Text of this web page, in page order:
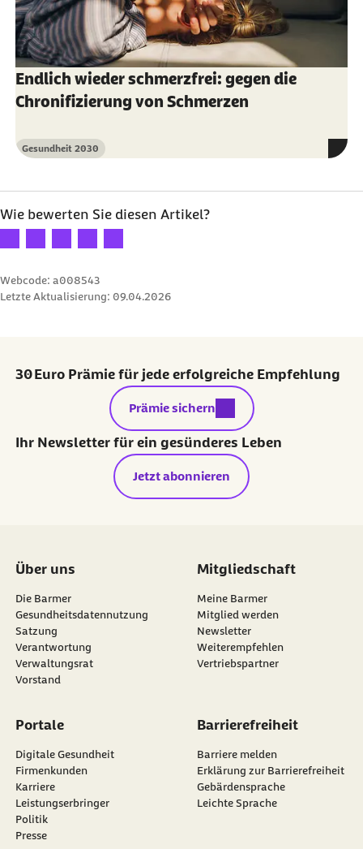
Endlich wieder schmerzfrei: gegen die
Chronifizierung von Schmerzen
Kategorie
Gesundheit 2030
Wie bewerten Sie diesen Artikel?
Ihre Bewertung: 1 Stern
Ihre Bewertung: 2 Sterne
Ihre Bewertung: 3 Sterne
Ihre Bewertung: 4 Sterne
Ihre Bewertung: 5 Sterne
Webcode: a008543
Letzte Aktualisierung: 09.04.2026
30 Euro Prämie für jede erfolgreiche Empfehlung
externer Link:
Prämie sichern
Ihr Newsletter für ein gesünderes Leben
Jetzt abonnieren
Über uns
Die Barmer
Gesundheitsdatennutzung
Satzung
Verantwortung
Verwaltungsrat
Vorstand
Mitgliedschaft
Meine Barmer
Mitglied werden
Newsletter
externer Link:
Weiterempfehlen
Vertriebspartner
Portale
Digitale Gesundheit
Firmenkunden
Karriere
Leistungserbringer
Politik
Presse
Barrierefreiheit
Barriere melden
Erklärung zur Barrierefreiheit
Gebärdensprache
Leichte Sprache